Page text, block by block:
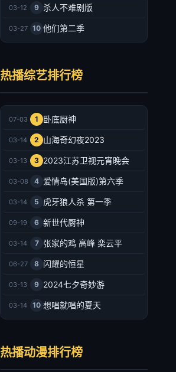
03-12 9 杀人不难剧版
03-27 10 他们第二季
热播综艺排行榜
07-03 1 卧底厨神
03-14 2 山海奇幻夜2023
03-13 3 2023江苏卫视元宵晚会
03-08 4 爱情岛(美国版)第六季
03-14 5 虎牙狼人杀 第一季
09-19 6 新世代厨神
03-14 7 张家的鸡 高峰 栾云平
06-27 8 闪耀的恒星
03-13 9 2024七夕奇妙游
03-14 10 想唱就唱的夏天
热播动漫排行榜